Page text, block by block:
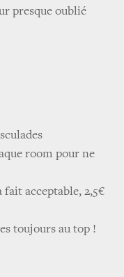
presque oublié
room pour ne
acceptable, 2,5€
toujours au top !